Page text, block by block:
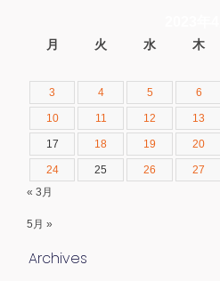
月 火 水 木
3 4 5 6
10 11 12 13
17 18 19 20
24 25 26 27
« 3月
5月 »
Archives